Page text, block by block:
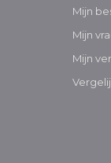
Mijn
Mijn
Mijn